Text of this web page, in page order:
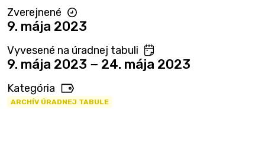
Zverejnené
9. mája 2023
Vyvesené na úradnej tabuli
9. mája 2023 − 24. mája 2023
Kategória
ARCHÍV ÚRADNEJ TABULE